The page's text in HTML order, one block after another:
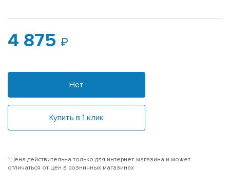
4 875
Нет
Купить в 1 клик
*Цена действительна только для интернет-магазина и может
отличаться от цен в розничных магазинах